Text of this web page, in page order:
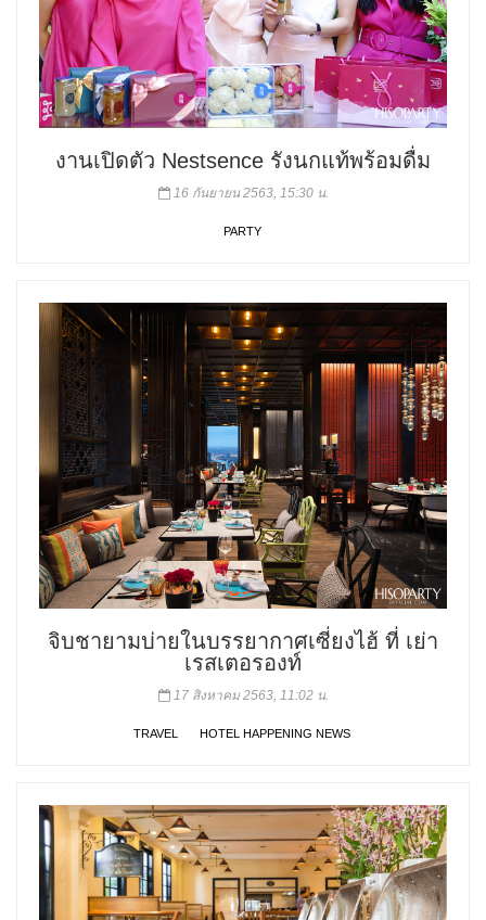
งานเปิดตัว Nestsence รังนกแท้พร้อมดื่ม
16 กันยายน 2563, 15:30 น.
PARTY
จิบชายามบ่ายในบรรยากาศเซี่ยงไฮ้ ที่ เย่า
เรสเตอรองท์
17 สิงหาคม 2563, 11:02 น.
TRAVEL HOTEL HAPPENING NEWS